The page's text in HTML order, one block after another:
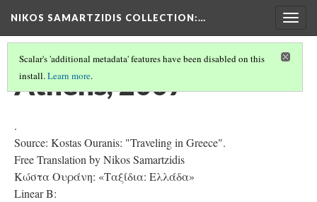
NIKOS SAMARTZIDIS COLLECTION:…
Scalar's 'additional metadata' features have been disabled on this
install.Learn more.
Athens, 2007
.
Source: Kostas Ouranis: "Traveling in Greece".
Free Translation by Nikos Samartzidis
Κώστα Ουράνη: «Ταξίδια: Ελλάδα»
Linear B: